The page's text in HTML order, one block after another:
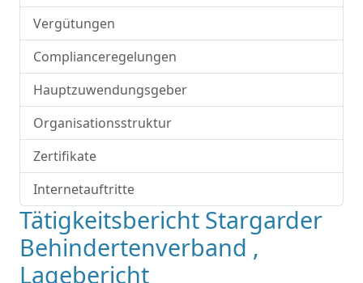
Vergütungen
Complianceregelungen
Hauptzuwendungsgeber
Organisationsstruktur
Zertifikate
Internetauftritte
Tätigkeitsbericht Stargarder
Behindertenverband ,
Lagebericht